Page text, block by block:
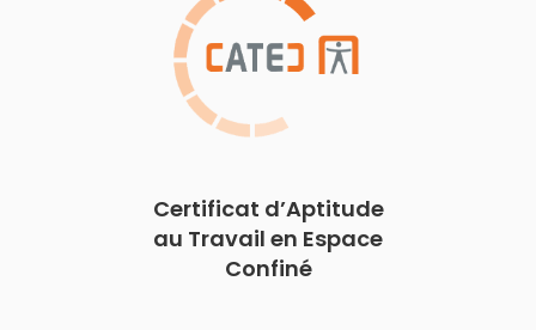
Certificat d’Aptitude
au Travail en Espace
Confiné